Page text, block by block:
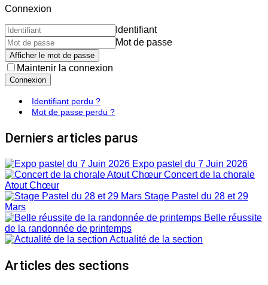
Connexion
Identifiant
Mot de passe
Afficher le mot de passe
Maintenir la connexion
Connexion
Identifiant perdu ?
Mot de passe perdu ?
Derniers articles parus
Expo pastel du 7 Juin 2026
Concert de la chorale
Atout Chœur
Stage Pastel du 28 et 29
Mars
Belle réussite
de la randonnée de printemps
Actualité de la section
Articles des sections